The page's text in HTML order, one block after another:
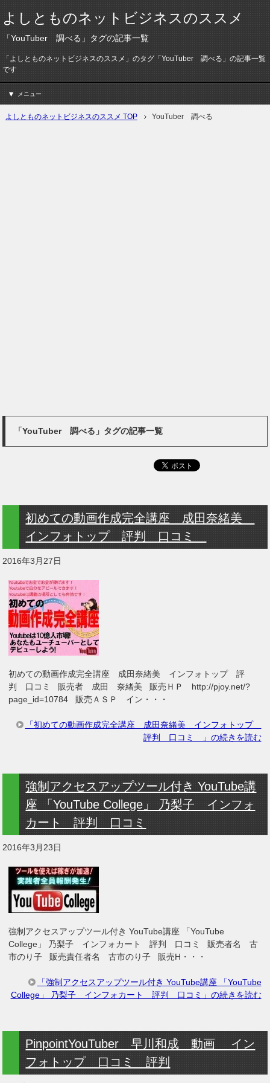
よしとものネットビジネスのススメ
「YouTuber 調べる」タグの記事一覧
「よしとものネットビジネスのススメ」のタグ「YouTuber 調べる」の記事一覧
です
メニュー
よしとものネットビジネスのススメ TOP YouTuber 調べる
「YouTuber 調べる」タグの記事一覧
初めての動画作成完全講座 成田奈緒美
インフォトップ 評判 口コミ
2016年3月27日
初めての動画作成完全講座 成田奈緒美 インフォトップ 評
判 口コミ 販売者 成田 奈緒美 販売ＨＰ http://pjoy.net/?
page_id=10784 販売ＡＳＰ イン・・・
「初めての動画作成完全講座 成田奈緒美 インフォトップ
評判 口コミ 」の続きを読む
強制アクセスアップツール付き YouTube講
座 「YouTube College」 乃梨子 インフォ
カート 評判 口コミ
2016年3月23日
強制アクセスアップツール付き YouTube講座 「YouTube
College」 乃梨子 インフォカート 評判 口コミ 販売者名 古
市のり子 販売責任者名 古市のり子 販売H・・・
「強制アクセスアップツール付き YouTube講座 「YouTube
College」 乃梨子 インフォカート 評判 口コミ」の続きを読む
PinpointYouTuber 早川和成 動画 イン
フォトップ 口コミ 評判